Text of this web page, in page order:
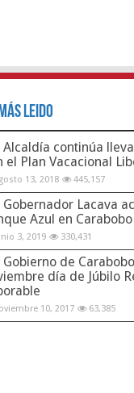
Leido
Alcaldía continúa
el Plan Vacacional
13, 2018 445,157
Gobernador Lacava
Azul en Carabobo
3, 2019 330,431
Gobierno de
día de Júbilo
10, 2017 63,385